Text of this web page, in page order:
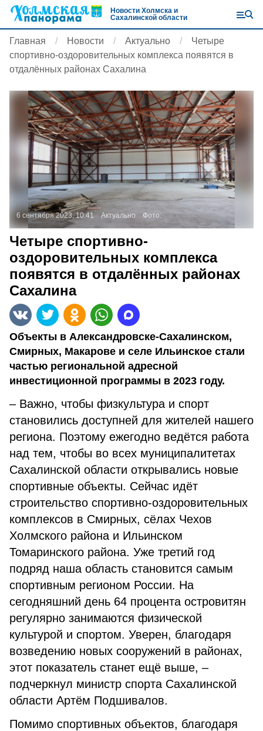
Новости Холмска и
Сахалинской области
Главная Новости Актуально
Четыре
спортивно-оздоровительных комплекса появятся в
отдалённых районах Сахалина
6 сентября 2023, 10:41 Актуально Фото:
Четыре спортивно-
оздоровительных комплекса
появятся в отдалённых районах
Сахалина
Объекты в Александровске-Сахалинском,
Смирных, Макарове и селе Ильинское стали
частью региональной адресной
инвестиционной программы в 2023 году.
– Важно, чтобы физкультура и спорт
становились доступней для жителей нашего
региона. Поэтому ежегодно ведётся работа
над тем, чтобы во всех муниципалитетах
Сахалинской области открывались новые
спортивные объекты. Сейчас идёт
строительство спортивно-оздоровительных
комплексов в Смирных, сёлах Чехов
Холмского района и Ильинском
Томаринского района. Уже третий год
подряд наша область становится самым
спортивным регионом России. На
сегодняшний день 64 процента островитян
регулярно занимаются физической
культурой и спортом. Уверен, благодаря
возведению новых сооружений в районах,
этот показатель станет ещё выше, –
подчеркнул министр спорта Сахалинской
области Артём Подшивалов.
Помимо спортивных объектов, благодаря